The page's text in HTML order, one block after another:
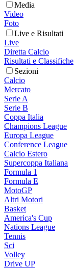
Media
Video
Foto
Live e Risultati
Live
Diretta Calcio
Risultati e Classifiche
Sezioni
Calcio
Mercato
Serie A
Serie B
Coppa Italia
Champions League
Europa League
Conference League
Calcio Estero
Supercoppa Italiana
Formula 1
Formula E
MotoGP
Altri Motori
Basket
America's Cup
Nations League
Tennis
Sci
Volley
Drive UP